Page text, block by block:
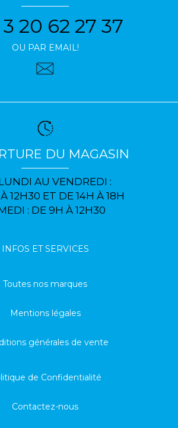
3 20 62 27 37
OU PAR EMAIL!
DU MAGASIN
AU VENDREDI :
12H30 ET DE 14H À 18H
: DE 9H À 12H30
INFOS ET SERVICES
Toutes nos marques
Mentions légales
générales de vente
de Confidentialité
Contactez-nous